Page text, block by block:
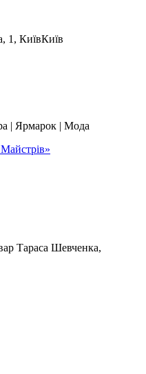
1, КиївКиїв
| Ярмарок | Мода
Тараса Шевченка,